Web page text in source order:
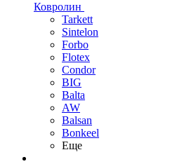
Ковролин
Tarkett
Sintelon
Forbo
Flotex
Condor
BIG
Balta
AW
Balsan
Bonkeel
Еще